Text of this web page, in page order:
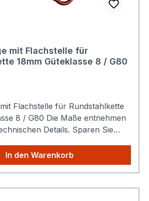
mit Flachstelle für
Rundstahlkette 18mm Güteklasse 8 / G80
Flachstelle für Rundstahlkette
Details. Sparen Sie
kaufen, Sie zahlen nur einmalig
In den Warenkorb